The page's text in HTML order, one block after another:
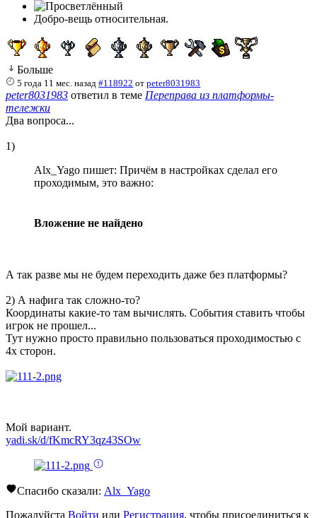
Добро-вещь относительная.
Больше
5 года 11 мес. назад #118922 отpeter8031983
peter8031983 ответил в теме Переправа из платформы-
тележки
Два вопроса...
1)
Alx_Yago пишет: Причём в настройках сделал его
проходимым, это важно:
Вложение не найдено
А так разве мы не будем переходить даже без платформы?
2) А нафига так сложно-то?
Координаты какие-то там вычислять. События ставить чтобы
игрок не прошел...
Тут нужно просто правильно пользоваться проходимостью с
4х сторон.
Мой вариант.
yadi.sk/d/fKmcRY3qz43SOw
Спасибо сказали: Alx_Yago
Пожалуйста Войти или Регистрация, чтобы присоединиться к